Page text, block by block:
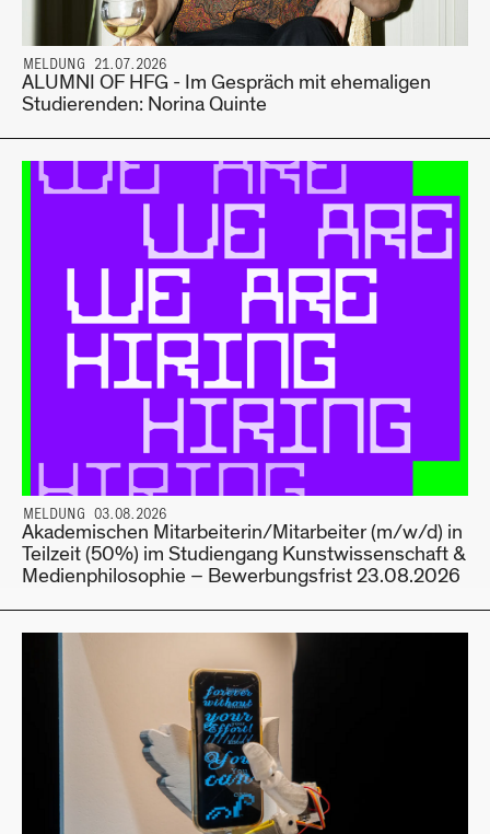
MELDUNG 21.07.2026
ALUMNI OF HFG - Im Gespräch mit ehemaligen
Studierenden: Norina Quinte
MELDUNG 03.08.2026
Akademischen Mitarbeiterin/Mitarbeiter (m/w/d) in
Teilzeit (50%) im Studiengang Kunstwissenschaft &
Medienphilosophie – Bewerbungsfrist 23.08.2026